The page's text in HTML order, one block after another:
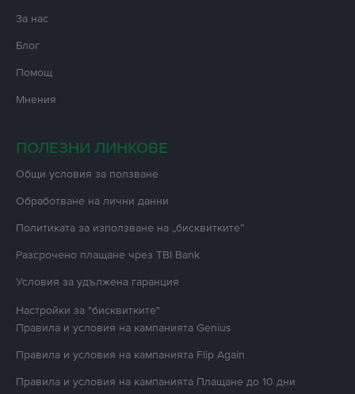
За нас
Блог
Помощ
Мнения
ПОЛЕЗНИ ЛИНКОВЕ
Oбщи условия за ползване
Oбработване на лични данни
Политиката за използване на „бисквитките”
Разсрочено плащане чрез TBI Bank
Условия за удължена гаранция
Настройки за "бисквитките"
Правила и условия на кампанията Genius
Правила и условия на кампанията Flip Again
Правила и условия на кампанията Плащане до 10 дни